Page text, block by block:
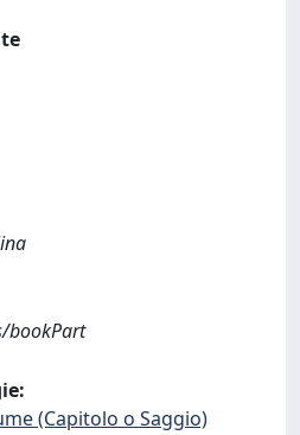
bookPart
(Capitolo o Saggio)